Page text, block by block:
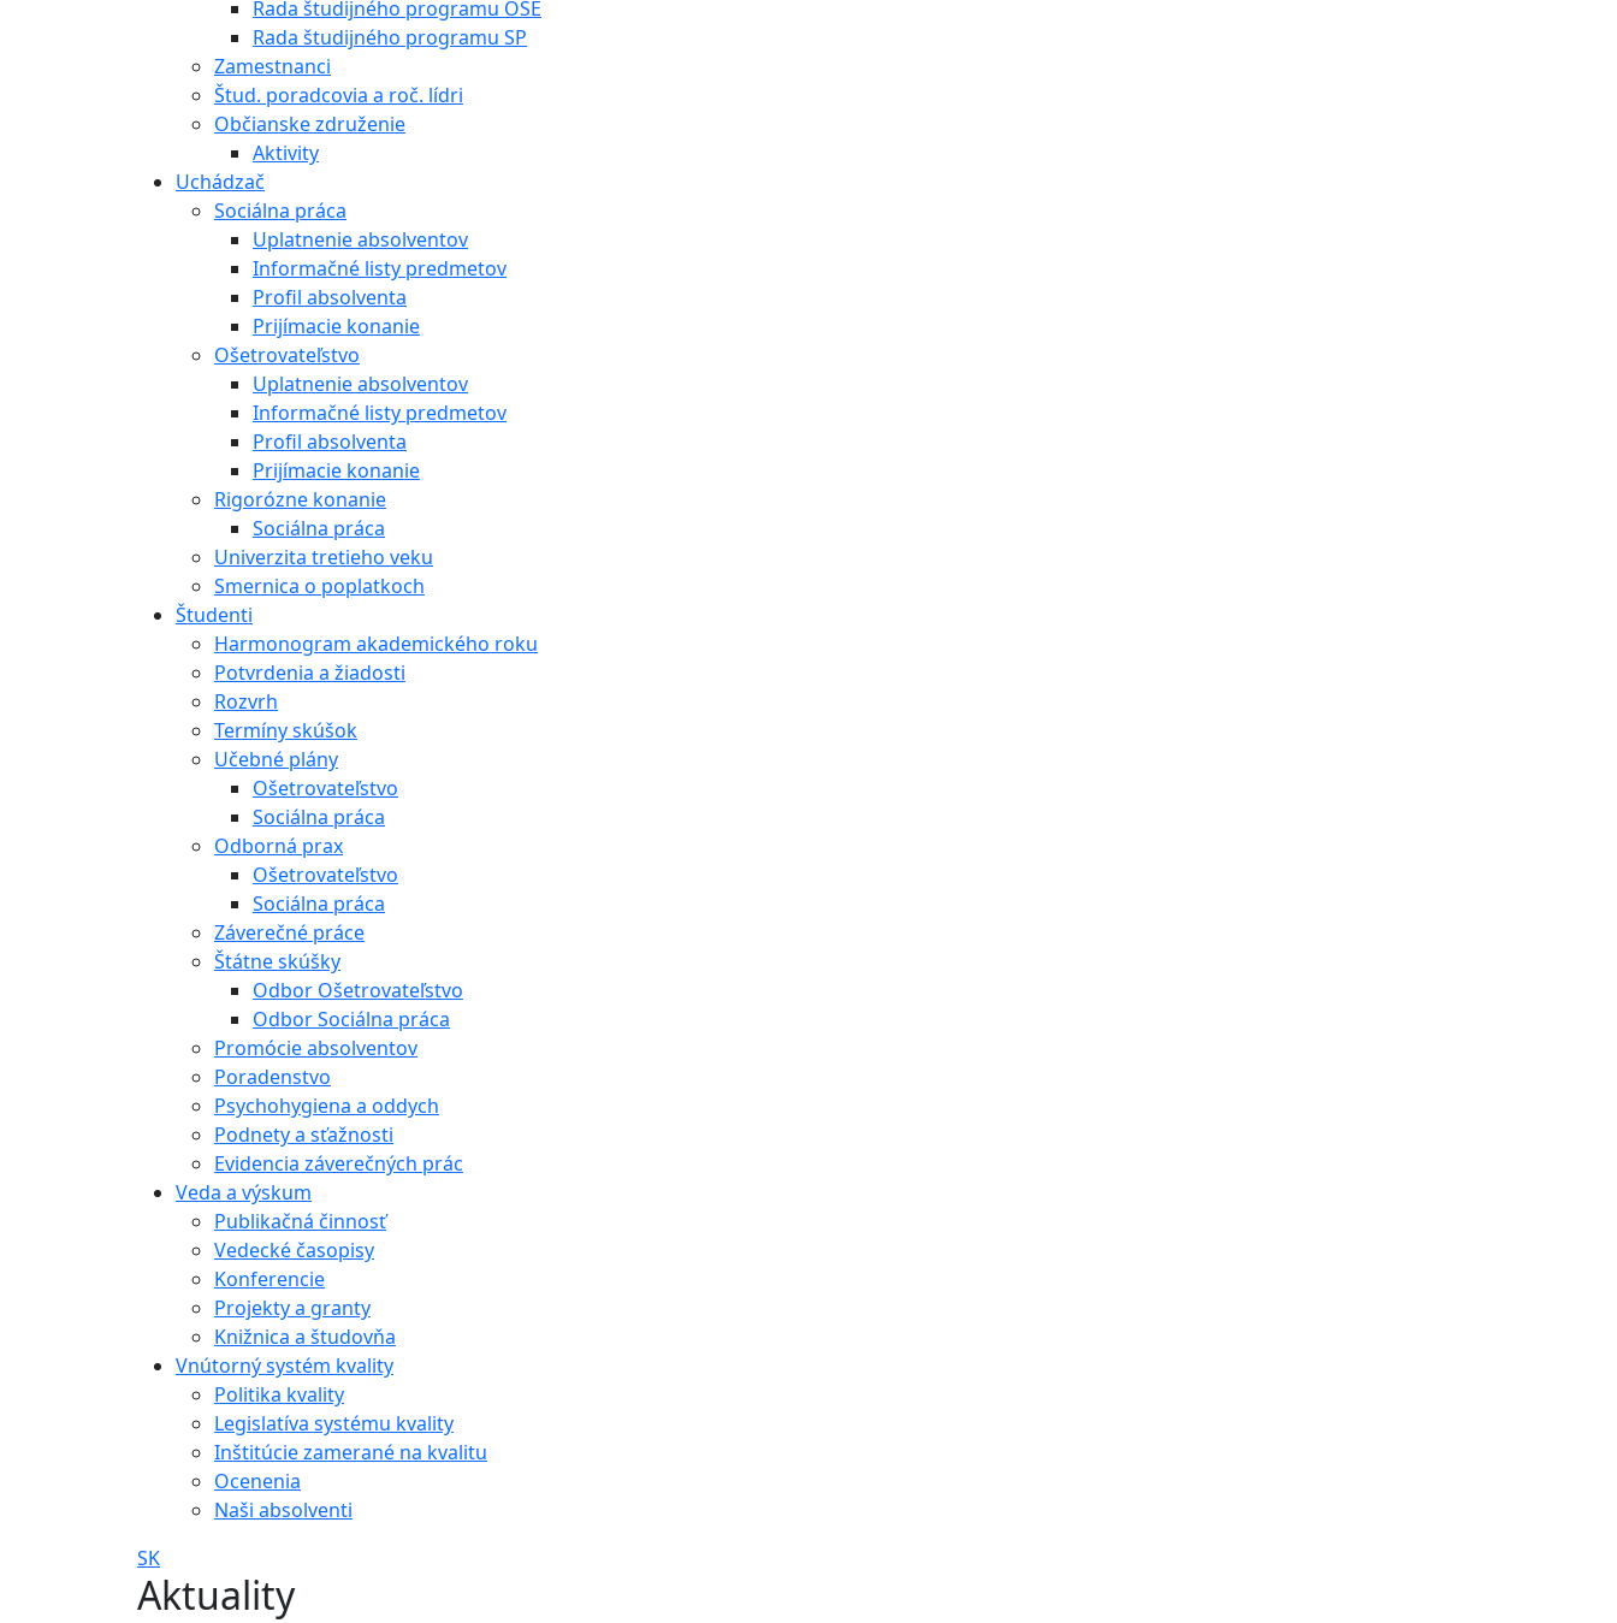
Rada študijného programu OŠE
Rada študijného programu SP
Zamestnanci
Štud. poradcovia a roč. lídri
Občianske združenie
Aktivity
Uchádzač
Sociálna práca
Uplatnenie absolventov
Informačné listy predmetov
Profil absolventa
Prijímacie konanie
Ošetrovateľstvo
Uplatnenie absolventov
Informačné listy predmetov
Profil absolventa
Prijímacie konanie
Rigorózne konanie
Sociálna práca
Univerzita tretieho veku
Smernica o poplatkoch
Študenti
Harmonogram akademického roku
Potvrdenia a žiadosti
Rozvrh
Termíny skúšok
Učebné plány
Ošetrovateľstvo
Sociálna práca
Odborná prax
Ošetrovateľstvo
Sociálna práca
Záverečné práce
Štátne skúšky
Odbor Ošetrovateľstvo
Odbor Sociálna práca
Promócie absolventov
Poradenstvo
Psychohygiena a oddych
Podnety a sťažnosti
Evidencia záverečných prác
Veda a výskum
Publikačná činnosť
Vedecké časopisy
Konferencie
Projekty a granty
Knižnica a študovňa
Vnútorný systém kvality
Politika kvality
Legislatíva systému kvality
Inštitúcie zamerané na kvalitu
Ocenenia
Naši absolventi
SK
Aktuality